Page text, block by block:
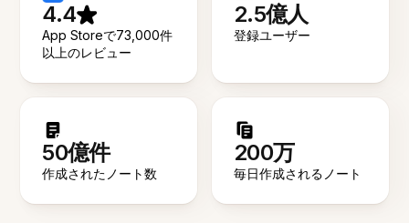
4.4
App Storeで73,000件
以上のレビュー
2.5億人
登録ユーザー
50億件
作成されたノート数
200万
毎日作成されるノート